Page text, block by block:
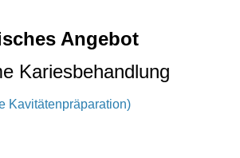
Angebot
Kariesbehandlung
Kavitätenpräparation)